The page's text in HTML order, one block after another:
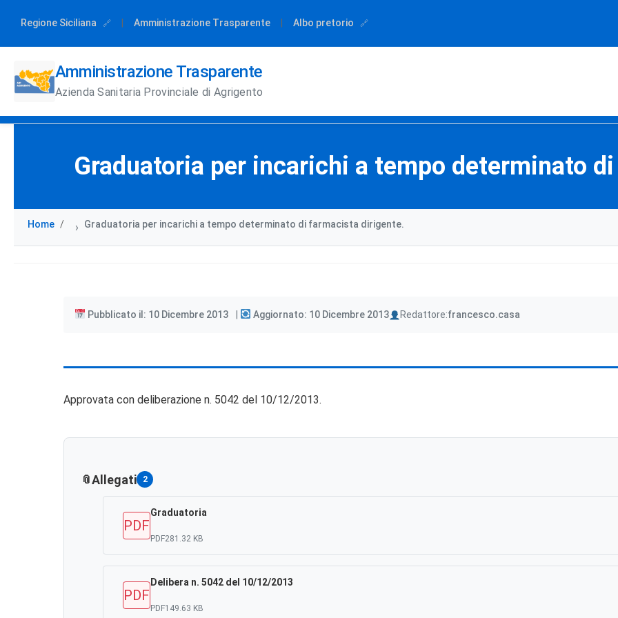
Regione Siciliana Amministrazione Trasparente Albo pretorio
Amministrazione Trasparente
Azienda Sanitaria Provinciale di Agrigento
Graduatoria per incarichi a tempo determinato
Home › Graduatoria per incarichi a tempo determinato di farmacista dirigente.
Pubblicato il: 10 Dicembre 2013 Aggiornato: 10 Dicembre 2013 Redattore:
Author francesco.casa
Approvata con deliberazione n. 5042 del 10/12/2013.
Allegati 2
PDF
Graduatoria
PDF281.32 KB
PDF
Delibera n. 5042 del 10/12/2013
PDF149.63 KB